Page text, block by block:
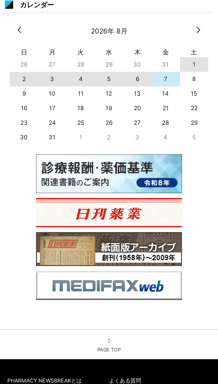
カレンダー
2026年 8月
日 月 火 水 木 金 土
26 27 28 29 30 31
1
2
3 4 5 6 7
8
9
10 11 12 13 14
15
16
17 18 19 20 21
22
23
24 25 26 27 28
29
30
31 1 2 3 4 5
PAGE TOP
PHARMACY NEWSBREAKとは よくある質問